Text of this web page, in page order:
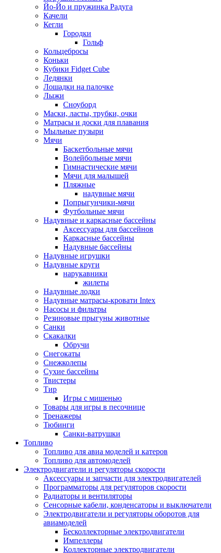
Йо-Йо и пружинка Радуга
Качели
Кегли
Городки
Гольф
Кольцебросы
Коньки
Кубики Fidget Cube
Ледянки
Лошадки на палочке
Лыжи
Сноуборд
Маски, ласты, трубки, очки
Матрасы и доски для плавания
Мыльные пузыри
Мячи
Баскетбольные мячи
Волейбольные мячи
Гимнастические мячи
Мячи для малышей
Пляжные
надувные мячи
Попрыгунчики-мячи
Футбольные мячи
Надувные и каркасные бассейны
Аксессуары для бассейнов
Каркасные бассейны
Надувные бассейны
Надувные игрушки
Надувные круги
нарукавники
жилеты
Надувные лодки
Надувные матрасы-кровати Intex
Насосы и фильтры
Резиновые прыгуны животные
Санки
Скакалки
Обручи
Снегокаты
Снежколепы
Сухие бассейны
Твистеры
Тир
Игры с мишенью
Товары для игры в песочнице
Тренажеры
Тюбинги
Санки-ватрушки
Топливо
Топливо для авиа моделей и катеров
Топливо для автомоделей
Электродвигатели и регуляторы скорости
Аксессуары и запчасти для электродвигателей
Программаторы для регуляторов скорости
Радиаторы и вентиляторы
Сенсорные кабели, конденсаторы и выключатели
Электродвигатели и регуляторы оборотов для
авиамоделей
Бесколлекторные электродвигатели
Импеллеры
Коллекторные электродвигатели